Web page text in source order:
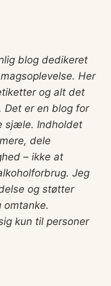
blog dedikeret
Her
og alt det
er en blog for
sjæle. Indholdet
dele
– ikke at
Jeg
og støtter
omtanke.
kun til personer